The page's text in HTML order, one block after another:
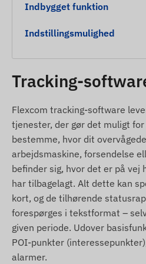
Alarmer
Tryk på SOS-knappen i
Indikation af lav
Pakkens indhold
REACHFAR V51-B 4G
halsen med taleopkald
Halsrem
USB-opladerkabel
Brugsvejledning
Brugsbetingelser
Indbygget funktion
Indstillingsmulighed
Tracking-
Flexcom tracking-software
tjenester, der gør det muligt
bestemme, hvor dit
arbejdsmaskine, forsendelse
befinder sig, hvor det er på vej
har tilbagelagt. Alt dette kan
kort, og de tilhørende
forespørges i tekstformat –
given periode. Udover
POI-punkter
alarmer.